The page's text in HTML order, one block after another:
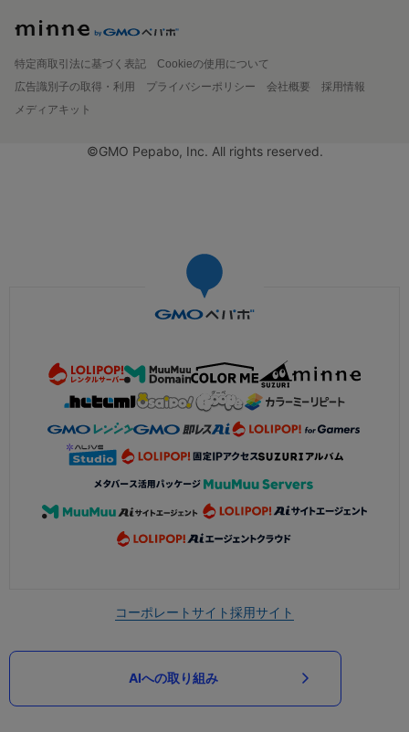
特定商取引法に基づく表記
Cookieの使用について
広告識別子の取得・利用
プライバシーポリシー 会社概要
採用情報
メディアキット
©GMO Pepabo, Inc. All rights reserved.
コーポレートサイト採用サイト
AIへの取り組み